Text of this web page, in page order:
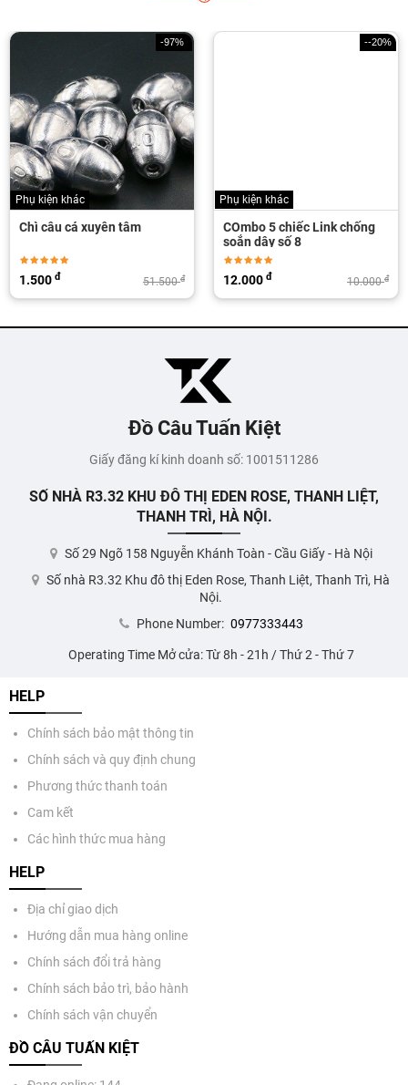
xuyên tâm
Phụ kiện khác
COmbo 5 chiếc Link chống
soắn dây số 8
10.000
12.000
Hộp
50.000
Đồ Câu Tuấn Kiệt
Giấy đăng kí kinh doanh số: 1001511286
SỐ NHÀ R3.32 KHU ĐÔ THỊ EDEN ROSE, THANH LIỆT,
THANH TRÌ, HÀ NỘI.
Số 29 Ngõ 158 Nguyễn Khánh Toàn - Cầu Giấy - Hà Nội
Số nhà R3.32 Khu đô thị Eden Rose, Thanh Liệt, Thanh Trì, Hà
Nội.
Phone Number: 0977333443
Operating Time Mở cửa: Từ 8h - 21h / Thứ 2 - Thứ 7
HELP
Chính sách bảo mật thông tin
Chính sách và quy định chung
Phương thức thanh toán
Cam kết
Các hình thức mua hàng
HELP
Địa chỉ giao dịch
Hướng dẫn mua hàng online
Chính sách đổi trả hàng
Chính sách bảo trì, bảo hành
Chính sách vận chuyển
ĐỒ CÂU TUẤN KIỆT